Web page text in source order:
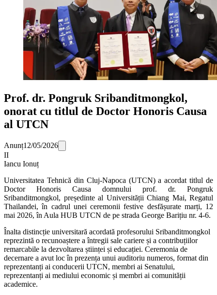
Prof. dr. Pongruk Sribanditmongkol,
onorat cu titlul de Doctor Honoris Causa
al UTCN
Anunț12/05/2026
II
Iancu Ionuț
Universitatea Tehnică din Cluj-Napoca (UTCN) a acordat titlul de
Doctor Honoris Causa domnului prof. dr. Pongruk
Sribanditmongkol, președinte al Universității Chiang Mai, Regatul
Thailandei, în cadrul unei ceremonii festive desfășurate marți, 12
mai 2026, în Aula HUB UTCN de pe strada George Barițiu nr. 4-6.
Înalta distincție universitară acordată profesorului Sribanditmongkol
reprezintă o recunoaștere a întregii sale cariere și a contribuțiilor
remarcabile la dezvoltarea științei și educației. Ceremonia de
decernare a avut loc în prezența unui auditoriu numeros, format din
reprezentanți ai conducerii UTCN, membri ai Senatului,
reprezentanți ai mediului economic și membri ai comunității
academice.